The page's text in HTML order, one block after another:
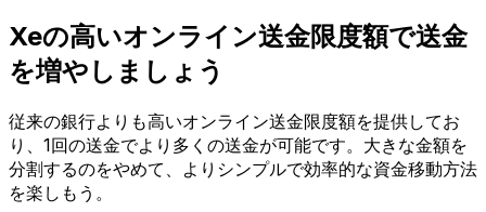
Xeの高いオンライン送金限度額で送金
を増やしましょう
従来の銀行よりも高いオンライン送金限度額を提供してお
り、1回の送金でより多くの送金が可能です。大きな金額を
分割するのをやめて、よりシンプルで効率的な資金移動方法
を楽しもう。